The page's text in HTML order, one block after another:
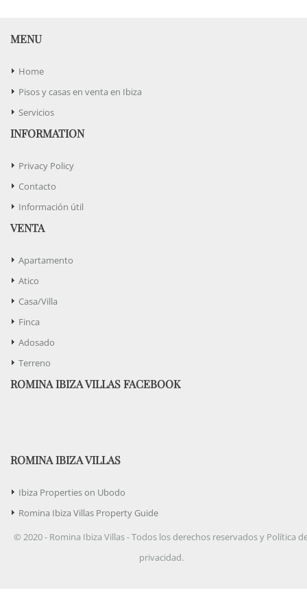
MENU
Home
Pisos y casas en venta en Ibiza
Servicios
INFORMATION
Privacy Policy
Contacto
Información útil
VENTA
Apartamento
Atico
Casa/Villa
Finca
Adosado
Terreno
ROMINA IBIZA VILLAS FACEBOOK
ROMINA IBIZA VILLAS
Ibiza Properties on Ubodo
Romina Ibiza Villas Property Guide
© 2020 - Romina Ibiza Villas - Todos los derechos reservados y Política
privacidad.